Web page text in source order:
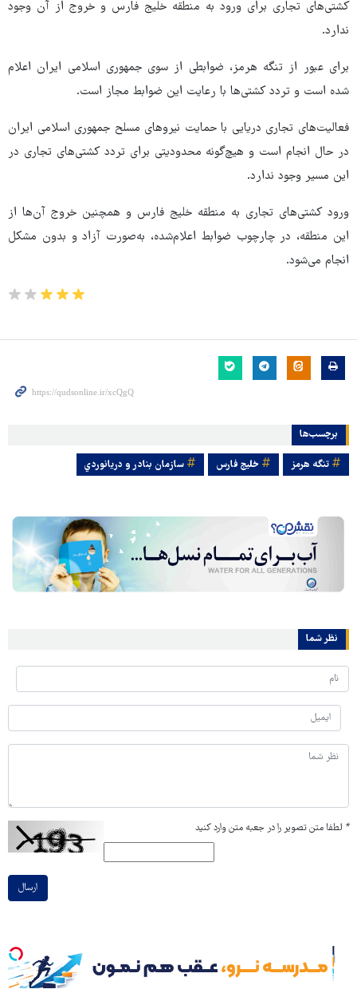
کشتی‌های تجاری برای ورود به منطقه خلیج فارس و خروج از آن وجود
ندارد.
برای عبور از تنگه هرمز، ضوابطی از سوی جمهوری اسلامی ایران اعلام
شده است و تردد کشتی‌ها با رعایت این ضوابط مجاز است.
فعالیت‌های تجاری دریایی با حمایت نیروهای مسلح جمهوری اسلامی ایران
در حال انجام است و هیچ‌گونه محدودیتی برای تردد کشتی‌های تجاری در
این مسیر وجود ندارد.
ورود کشتی‌های تجاری به منطقه خلیج فارس و همچنین خروج آن‌ها از
این منطقه، در چارچوب ضوابط اعلام‌شده، به‌صورت آزاد و بدون مشکل
انجام می‌شود.
برچسب‌ها
تنگه هرمز خلیج فارس سازمان بنادر و دريانوردي
نظر شما
* لطفا متن تصویر را در جعبه متن وارد کنید
ارسال